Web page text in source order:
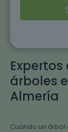
árboles
Almería
Cuando un